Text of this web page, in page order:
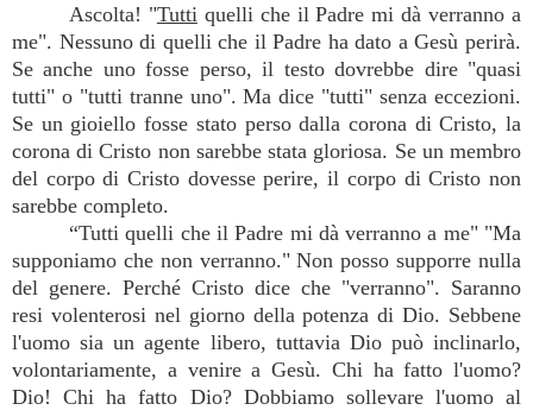
Ascolta! "Tuttiquelli che il Padre mi dà verranno a
me". Nessuno di quelli che il Padre ha dato a Gesù perirà.
Se anche uno fosse perso, il testo dovrebbe dire "quasi
tutti" o "tutti tranne uno". Ma dice "tutti" senza eccezioni.
Se un gioiello fosse stato perso dalla corona di Cristo, la
corona di Cristo non sarebbe stata gloriosa. Se un membro
del corpo di Cristo dovesse perire, il corpo di Cristo non
sarebbe completo.
“Tutti quelli che il Padre mi dà verranno a me" "Ma
supponiamo che non verranno." Non posso supporre nulla
del genere. Perché Cristo dice che "verranno". Saranno
resi volenterosi nel giorno della potenza di Dio. Sebbene
l'uomo sia un agente libero, tuttavia Dio può inclinarlo,
volontariamente, a venire a Gesù. Chi ha fatto l'uomo?
Dio! Chi ha fatto Dio? Dobbiamo sollevare l'uomo al